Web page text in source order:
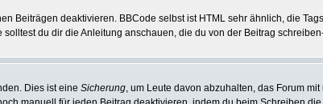
Beiträgen deaktivieren. BBCode selbst ist HTML sehr ähnlich, die
du dir die Anleitung anschauen, die du von der Beitrag
Dies ist eine Sicherung, um Leute davon abzuhalten, das Forum mit